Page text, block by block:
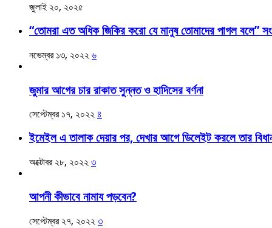
জুলাই ২০, ২০২৫
“তোমরা এত অধিক জিকির করো যে মানুষ তোমাদের পাগল বলে”
নভেম্বর ১৩, ২০২২ ৬
জুমার আগের চার রাকাত সুন্নত ও হাদিসের বর্ণনা
সেপ্টেম্বর ১৭, ২০২২ ৪
ইমেইল এ তালাক দেয়ার পর, দেখার আগে ডিলেইট করলে তার
অক্টোবর ২৮, ২০২২ ৩
আপনী কীভাবে নামায পড়বেন?
সেপ্টেম্বর ২৭, ২০২২ ৩